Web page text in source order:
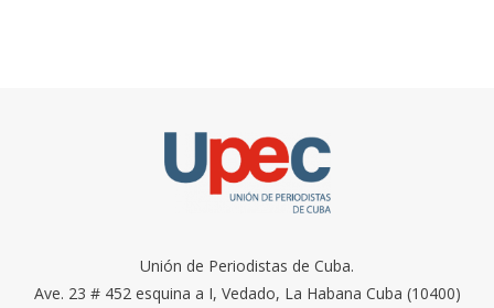
Unión de Periodistas de Cuba.
Ave. 23 # 452 esquina a I, Vedado, La Habana Cuba (10400)